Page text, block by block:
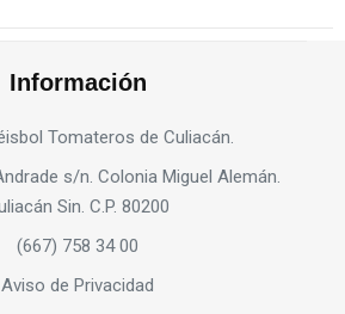
Información
Tomateros de Culiacán.
s/n. Colonia Miguel Alemán.
Sin. C.P. 80200
(667) 758 34 00
Aviso de Privacidad